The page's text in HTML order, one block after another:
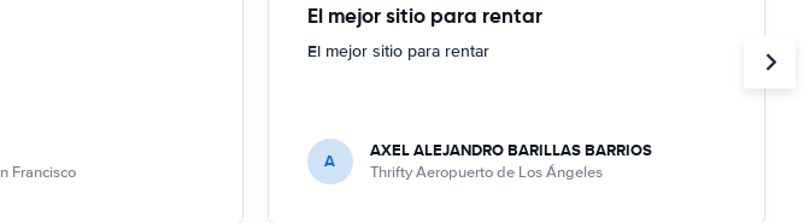
Francisco
El mejor sitio para rentar
El mejor sitio para rentar
A AXEL ALEJANDRO BARILLAS BARRIOS
Thrifty Aeropuerto de Los Ángeles